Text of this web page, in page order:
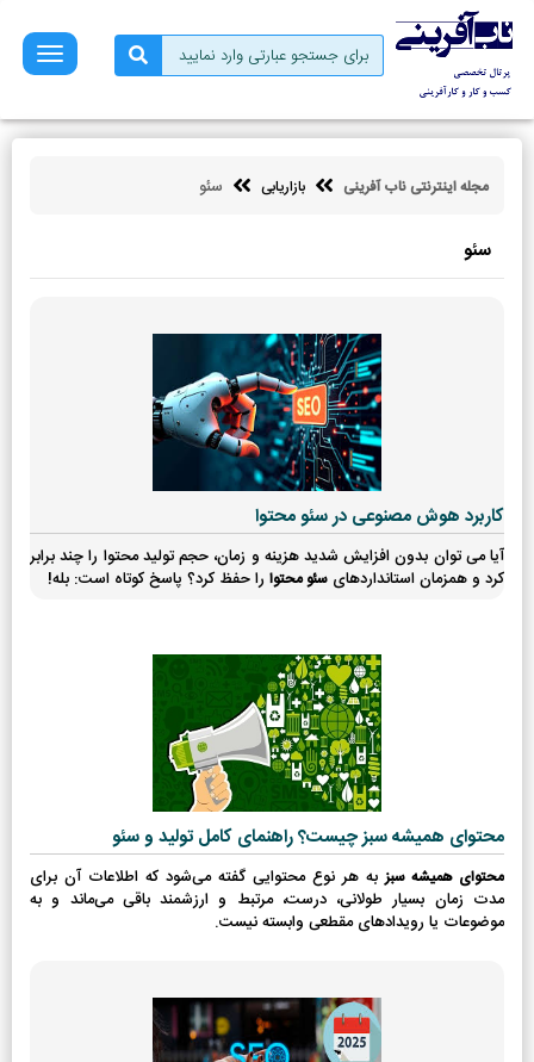
صفحه
نخست
فروش
مجله اینترنتی ناب آفرینی بازاریابی سئو
سئو
کاربرد هوش مصنوعی در سئو محتوا
آیا می توان بدون افزایش شدید هزینه و زمان، حجم تولید محتوا را چند برابر
کرد و همزمان استانداردهای سئو محتوا را حفظ کرد؟ پاسخ کوتاه است: بله!
محتوای همیشه سبز چیست؟ راهنمای کامل تولید و سئو
محتوای همیشه سبزبه هر نوع محتوایی گفته می‌شود که اطلاعات آن برای
مدت زمان بسیار طولانی، درست، مرتبط و ارزشمند باقی می‌ماند و به
موضوعات یا رویدادهای مقطعی وابسته نیست.